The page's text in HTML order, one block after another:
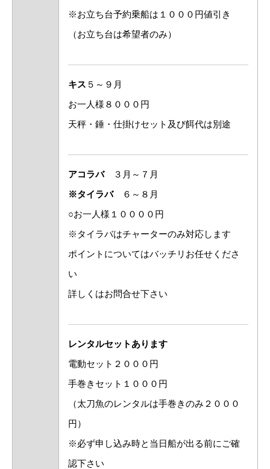
※お立ち台予約乗船は１０００円値引き
（お立ち台は希望者のみ）
キス ５～９月
お一人様８０００円
天秤・錘・仕掛けセット及び餌代は別途
アコラバ３月～７月
※タイラバ６～８月
○お一人様１００００円
※タイラバはチャーターのみ対応します
ポイントについてはバッチリお任せくださ
い
詳しくはお問合せ下さい
レンタルセットあります
電動セット２０００円
手巻きセット１０００円
（太刀魚のレンタルは手巻きのみ２０００
円）
※必ず申し込み時と当日船が出る前にご確
認下さい